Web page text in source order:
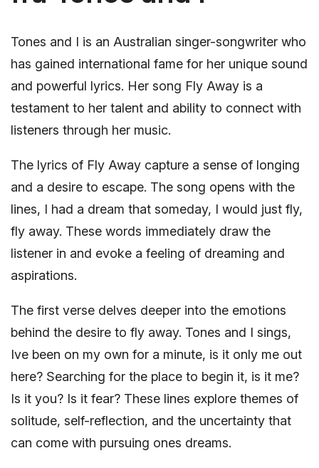
Tones and I is an Australian singer-songwriter who
has gained international fame for her unique sound
and powerful lyrics. Her song Fly Away is a
testament to her talent and ability to connect with
listeners through her music.
The lyrics of Fly Away capture a sense of longing
and a desire to escape. The song opens with the
lines, I had a dream that someday, I would just fly,
fly away. These words immediately draw the
listener in and evoke a feeling of dreaming and
aspirations.
The first verse delves deeper into the emotions
behind the desire to fly away. Tones and I sings,
Ive been on my own for a minute, is it only me out
here? Searching for the place to begin it, is it me?
Is it you? Is it fear? These lines explore themes of
solitude, self-reflection, and the uncertainty that
can come with pursuing ones dreams.